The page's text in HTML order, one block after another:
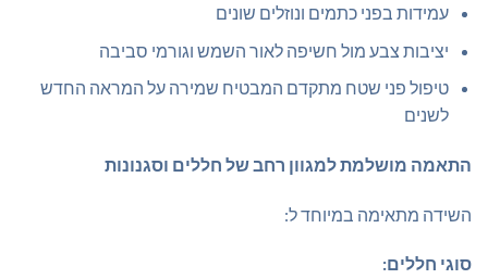
עמידות בפני כתמים ונוזלים שונים
יציבות צבע מול חשיפה לאור השמש וגורמי סביבה
טיפול פני שטח מתקדם המבטיח שמירה על המראה החדש
לשנים
התאמה מושלמת למגוון רחב של חללים וסגנונות
השידה מתאימה במיוחד ל:
סוגי חללים: